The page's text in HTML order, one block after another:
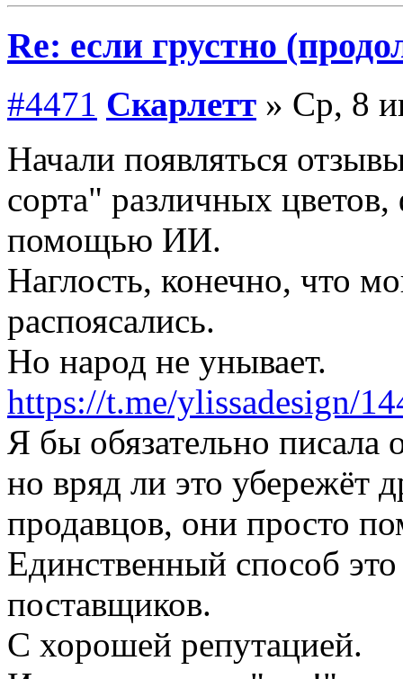
Re: если грустно
#4471 Скарлетт » Ср, 8
Начали появляться
сорта" различных
помощью ИИ.
Наглость, конечно, что
распоясались.
Но народ не унывает.
https://t.me/ylissadesign/
Я бы обязательно писала
но вряд ли это убережёт
продавцов, они просто
Единственный способ
поставщиков.
С хорошей репутацией.